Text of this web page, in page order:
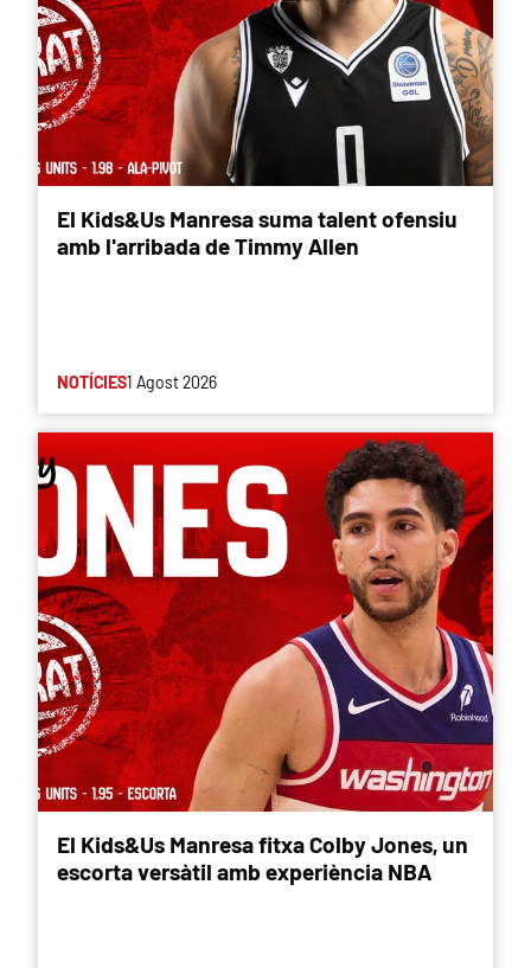
El Kids&Us Manresa suma talent ofensiu
amb l'arribada de Timmy Allen
NOTÍCIES1 Agost 2026
El Kids&Us Manresa fitxa Colby Jones, un
escorta versàtil amb experiència NBA